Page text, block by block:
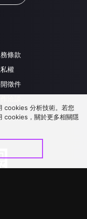
條款
權
徵件
cookies 分析技術。若您
cookies，關於更多相關隱